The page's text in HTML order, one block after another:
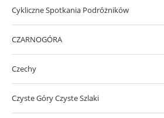
Cykliczne Spotkania Podróżników
CZARNOGÓRA
Czechy
Czyste Góry Czyste Szlaki